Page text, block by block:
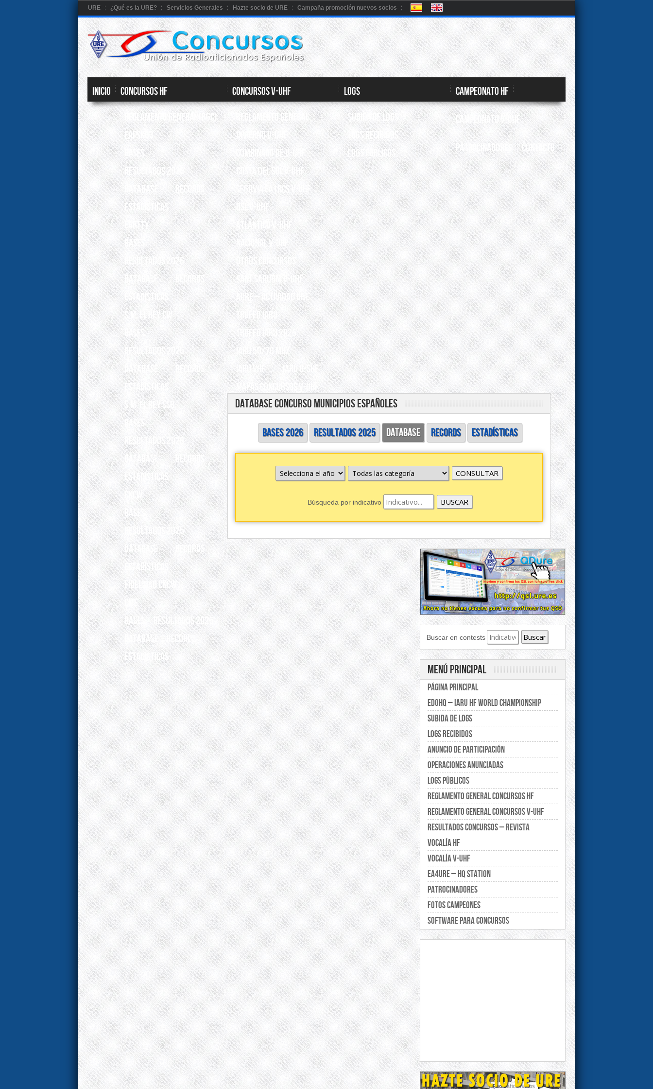
URE ¿Qué es la URE? Servicios Generales Hazte socio de URE Campaña promoción nuevos socios
Inicio
CONCURSOS HF
Reglamento General (RGC)
EAPSK63
BASES
RESULTADOS 2026
Database
Records
ESTADÍSTICAS
EARTTY
BASES
RESULTADOS 2026
Database
Records
ESTADÍSTICAS
S.M. EL REY CW
BASES
RESULTADOS 2026
Database
Records
ESTADÍSTICAS
S.M. EL REY SSB
BASES
RESULTADOS 2026
Database
Records
ESTADÍSTICAS
CNCW
BASES
RESULTADOS 2025
Database
Records
ESTADÍSTICAS
Fidelidad CNCW
CME
BASES
RESULTADOS 2025
Database
Records
ESTADÍSTICAS
CONCURSOS V-UHF
REGLAMENTO GENERAL
INVIERNO V-UHF
Combinado de V-UHF
Costa del Sol V-UHF
Segovia EA1RCS V-UHF
QSL V-UHF
Atlántico V-UHF
Nacional V-UHF
OTROS CONCURSOS
Sant Sadurní V-UHF
AURE – Actividad URE
TROFEO IARU
TROFEO IARU 2026
IARU 50/70 Mhz
IARU VHF
IARU U-SHF
Mapas Concursos V-UHF
Logs
Subida de Logs
Logs recibidos
Logs Públicos
Campeonato HF
Campeonato V-UHF
Patrocinadores Contacto
Database Concurso Municipios Españoles
BASES 2026 RESULTADOS 2025 DATABASE RECORDS ESTADÍSTICAS
Búsqueda por indicativo
Buscar en contests
Menú principal
Página principal
ED0HQ – IARU HF World Championship
Subida de Logs
Logs recibidos
Anuncio de participación
Operaciones anunciadas
Logs Públicos
Reglamento General Concursos HF
Reglamento General Concursos V-UHF
Resultados Concursos – Revista
Vocalía HF
Vocalía V-UHF
EA4URE – HQ Station
Patrocinadores
Fotos campeones
Software para concursos